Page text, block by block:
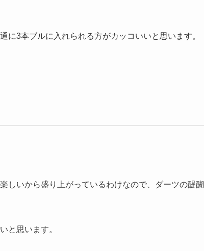
3本ブルに入れられる方がカッコいいと思います。
しいから盛り上がっているわけなので、ダーツの醍醐
と思います。